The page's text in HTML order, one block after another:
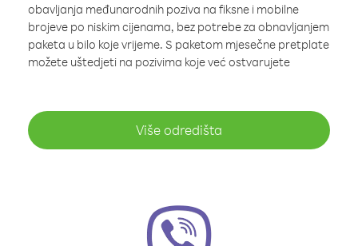
obavljanja međunarodnih poziva na fiksne i mobilne
brojeve po niskim cijenama, bez potrebe za obnavljanjem
paketa u bilo koje vrijeme. S paketom mjesečne pretplate
možete uštedjeti na pozivima koje već ostvarujete
Više odredišta